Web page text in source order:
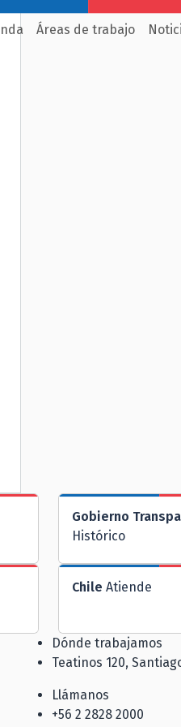
Áreas de trabajo
Gobierno
Histórico
Chile Atiende
Dónde trabajamos
Teatinos 120,
Llámanos
+56 2 2828 2000